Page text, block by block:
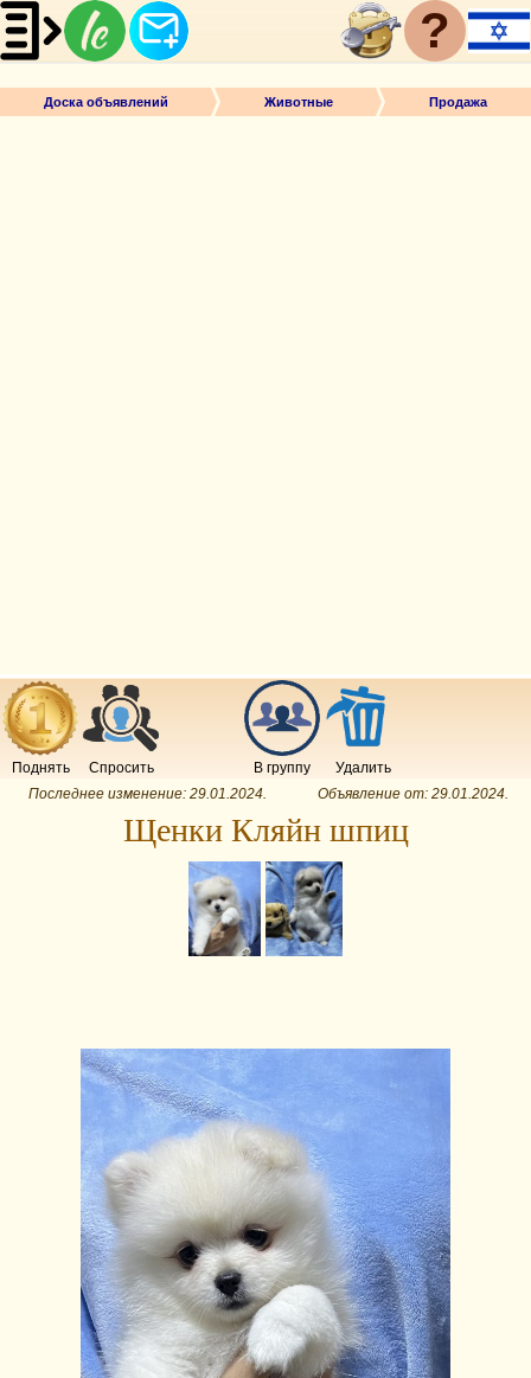
?
Доска объявлений Животные Продажа
Поднять Спросить В группу
Удалить
Последнее изменение: 29.01.2024. Объявление от: 29.01.2024.
Щенки Кляйн шпиц